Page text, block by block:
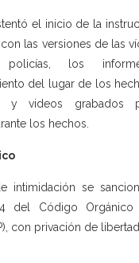
el inicio de la
las versiones de las
los
del lugar de los
y videos grabados
los hechos.
intimidación se
del Código Orgánico
con privación de